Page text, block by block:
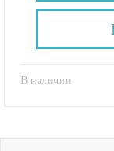
В наличии